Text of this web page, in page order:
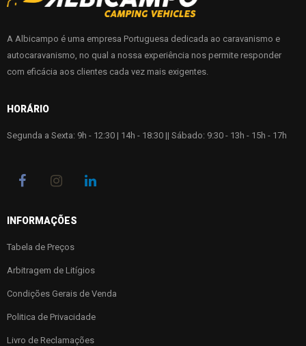
A Albicampo é uma empresa Portuguesa dedicada ao caravanismo e
autocaravanismo, no qual a nossa experiência nos permite responder
com eficácia aos clientes cada vez mais exigentes.
HORÁRIO
Segunda a Sexta: 9h - 12:30 | 14h - 18:30 || Sábado: 9:30 - 13h - 15h - 17h
INFORMAÇÕES
Tabela de Preços
Arbitragem de Litígios
Condições Gerais de Venda
Politica de Privacidade
Livro de Reclamações